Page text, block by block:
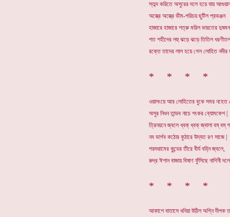
স্তব্দ করিতে অসুরের দলে হয়ে যায়
অস্ত্রে অস্ত্রে ভীম-পরিচয় ছুটিল প্রভঞ্জন
হাজারে হাজারে শত্রু মরিল ভারতের
শত শহীদের লহু ঝড়ে ঝড়ে তিতিল ধরণীতল
রক্তে তাদের লাল হয়ে গেল লোহিত
* * * *
ওয়ালংয়ে আর লোহিতের বুকে সমর নহেত
অসুর নিধন তান্ডব নাচে শংকর ব্যোমকেশ |
ত্রিনয়নে জ্বলে ধ্বক্ ধ্বক্ জ্বালা বম্ বম্
নব ভার্গব কঠোর কুঠারে উদ্যত রণ সাজে |
পরশুরামের কুন্ডের তীরে বীর্য বহ্নি জ্বলে,
রুদ্র ঈশান বাজায় বিষাণ ফুঁসিছে নাগিনী
* * * *
আকাশে বাতাসে ধনিয়া উঠিল অগ্নি দীপক